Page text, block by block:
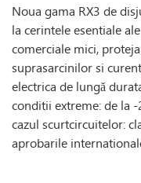
Noua gama RX3 de
la cerintele esentiale
comerciale mici,
suprasarcinilor si
electrica de lungă
conditii extreme: de la
cazul scurtcircuitelor:
aprobarile